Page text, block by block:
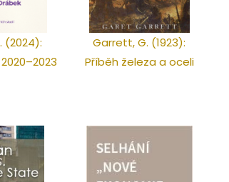
(2024):
Garrett, G. (1923):
Příběh železa a oceli